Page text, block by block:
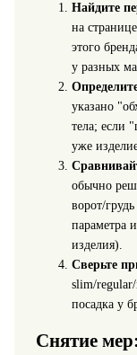
Найдите
на
этого
у разных
указано
тела; если
уже
обычно
ворот/
параметра
изделия).
Сверьте
slim/
посадка у
Снятие